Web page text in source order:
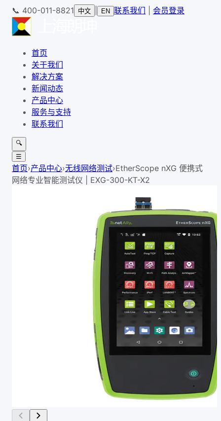
📞 400-011-8821 中文 EN 联系我们 会员登录
首页
关于我们
解决方案
新闻动态
产品中心
服务与支持
联系我们
🔍
☰
首页›产品中心›无线网络测试›EtherScope nXG 便携式
网络专业智能测试仪 | EXG-300-KT-X2